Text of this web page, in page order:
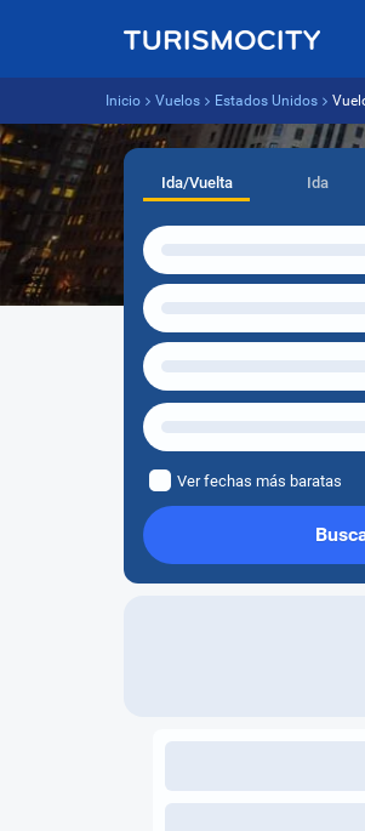
Inicio Vuelos Estados Unidos
Ida/Vuelta Ida
Ver fechas más baratas